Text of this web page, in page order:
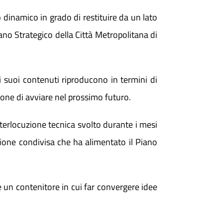
in grado di restituire da un lato
Strategico della Città Metropolitana di
suoi contenuti riproducono in termini di
di avviare nel prossimo futuro.
tecnica svolto durante i mesi
condivisa che ha alimentato il Piano
contenitore in cui far convergere idee